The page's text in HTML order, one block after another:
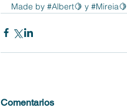
Made by #Albert🍋 y #Mireia🍋
Comentarios